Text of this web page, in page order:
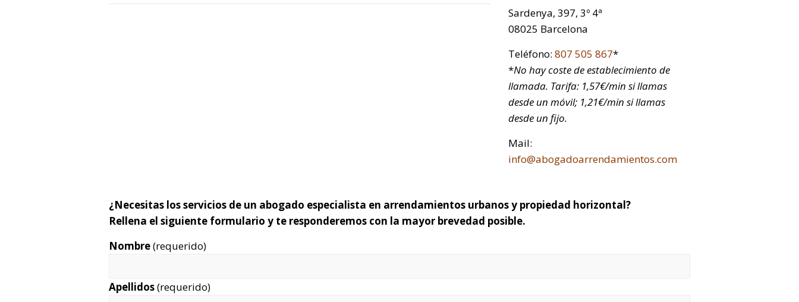
Sardenya, 397, 3º 4ª
08025 Barcelona
Teléfono:807 505 867*
*No hay coste de establecimiento de
llamada. Tarifa: 1,57€/min si llamas
desde un móvil; 1,21€/min si llamas
desde un fijo.
Mail:
info@abogadoarrendamientos.com
¿Necesitas los servicios de un abogado especialista en arrendamientos urbanos y propiedad horizontal?
Rellena el siguiente formulario y te responderemos con la mayor brevedad posible.
Nombre(requerido)
Apellidos(requerido)